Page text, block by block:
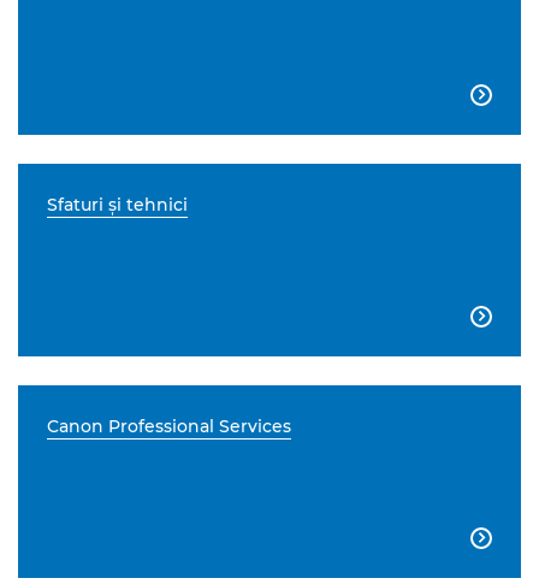

Sfaturi şi tehnici

Canon Professional Services
